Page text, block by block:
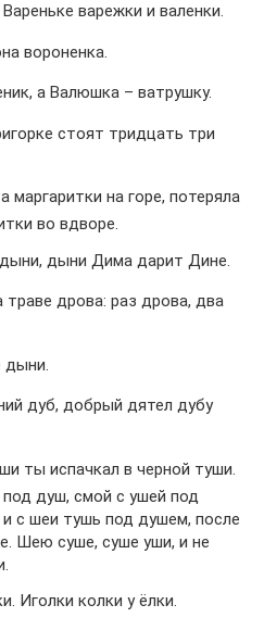
варежки и валенки.
вороненка.
а Валюшка – ватрушку.
стоят тридцать три
маргаритки на горе, потеряла
во вдворе.
дыни Дима дарит Дине.
траве дрова: раз дрова, два
дыни.
дуб, добрый дятел дубу
ты испачкал в черной туши.
душ, смой с ушей под
с шеи тушь под душем, после
Шею суше, суше уши, и не
Иголки колки у ёлки.